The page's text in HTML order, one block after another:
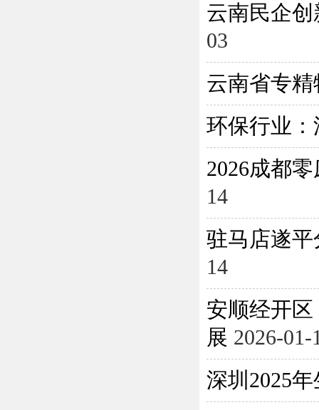
云南民企
03
云南省专
环保行业
2026成都
14
驻马店遂平
14
安顺经开
展 2026-01-
深圳2025